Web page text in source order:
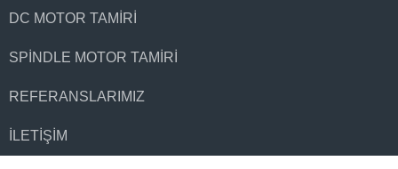
DC MOTOR TAMIRI
SPINDLE MOTOR TAMIRI
REFERANSLARIMIZ
İLETIŞIM